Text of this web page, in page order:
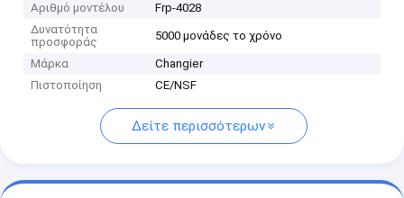
Αριθμό μοντέλου
Frp-4028
Δυνατότητα
προσφοράς
5000 μονάδες το χρόνο
Μάρκα
Changier
Πιστοποίηση
CE/NSF
Δείτε περισσότερων